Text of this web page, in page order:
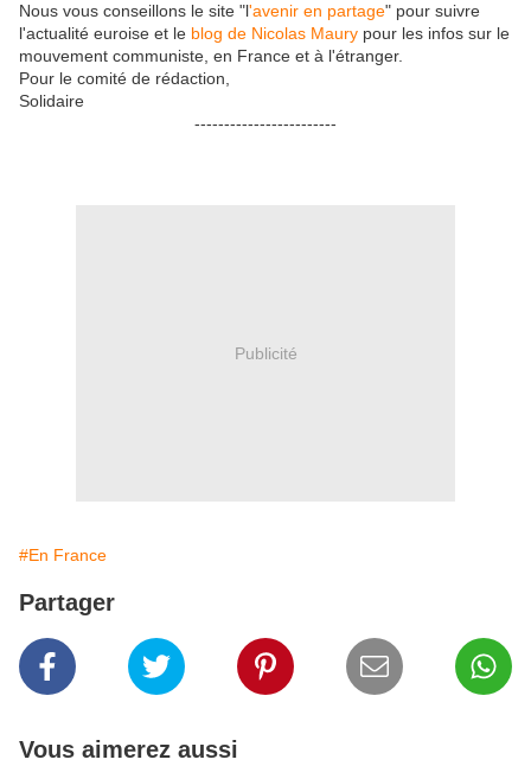
Nous vous conseillons le site "l'avenir en partage" pour suivre
l'actualité euroise et le blog de Nicolas Maury pour les infos sur le
mouvement communiste, en France et à l'étranger.
Pour le comité de rédaction,
Solidaire
------------------------
Publicité
#En France
Partager
Vous aimerez aussi